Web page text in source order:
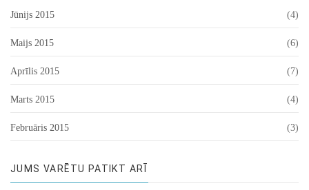
Jūnijs 2015 (4)
Maijs 2015 (6)
Aprīlis 2015 (7)
Marts 2015 (4)
Februāris 2015 (3)
JUMS VARĒTU PATIKT ARĪ